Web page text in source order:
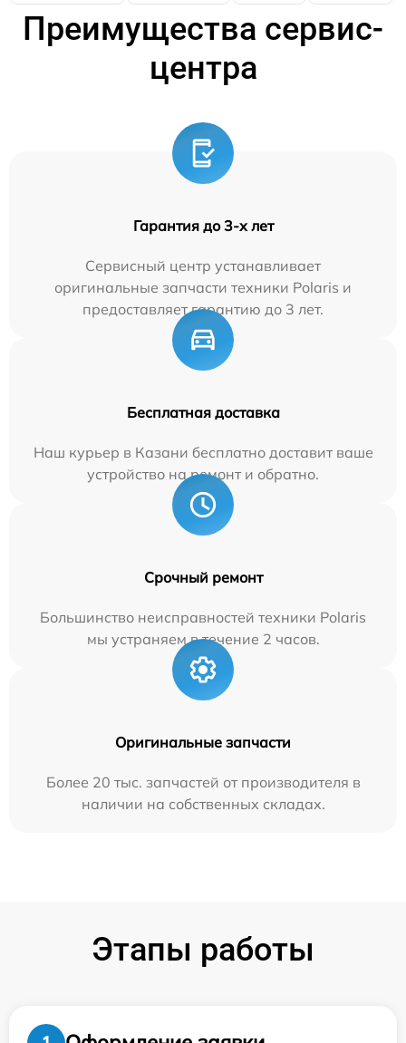
Преимущества сервис-
центра
Гарантия до 3-х лет
Сервисный центр устанавливает
оригинальные запчасти техники Polaris и
предоставляет гарантию до 3 лет.
Бесплатная доставка
Наш курьер в Казани бесплатно доставит ваше
устройство на ремонт и обратно.
Срочный ремонт
Большинство неисправностей техники Polaris
мы устраняем в течение 2 часов.
Оригинальные запчасти
Более 20 тыс. запчастей от производителя в
наличии на собственных складах.
Этапы работы